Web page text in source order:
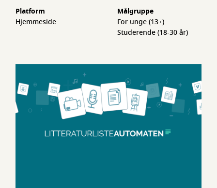
Platform
Hjemmeside
Målgruppe
For unge (13+)
Studerende (18-30 år)